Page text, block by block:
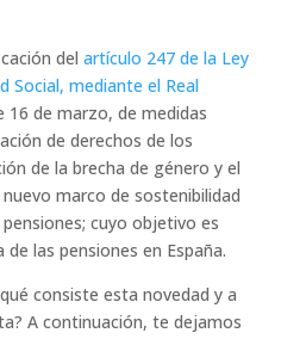
del artículo 247 de la Ley
Social, mediante el Real
16 de marzo, de medidas
de derechos de los
de la brecha de género y el
marco de sostenibilidad
cuyo objetivo es
las pensiones en España.
consiste esta novedad y a
A continuación, te dejamos